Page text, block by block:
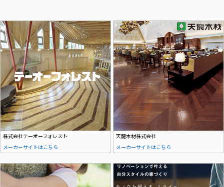
株式会社テーオーフォレスト
メーカーサイトはこちら
天龍木材株式会社
メーカーサイトはこちら